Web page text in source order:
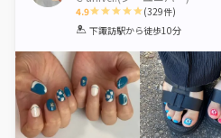
4.9
1 2 3 4 5
(329件)
下諏訪駅から徒歩10分